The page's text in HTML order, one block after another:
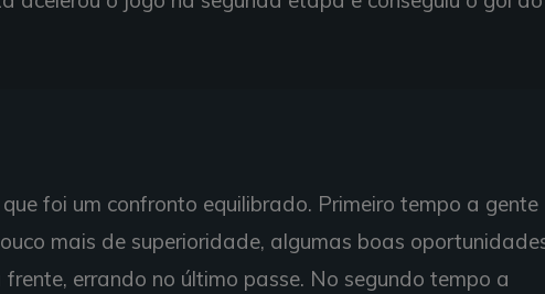
que foi um confronto equilibrado. Primeiro tempo a gente
mais de superioridade, algumas boas
frente, errando no último passe. No segundo tempo a